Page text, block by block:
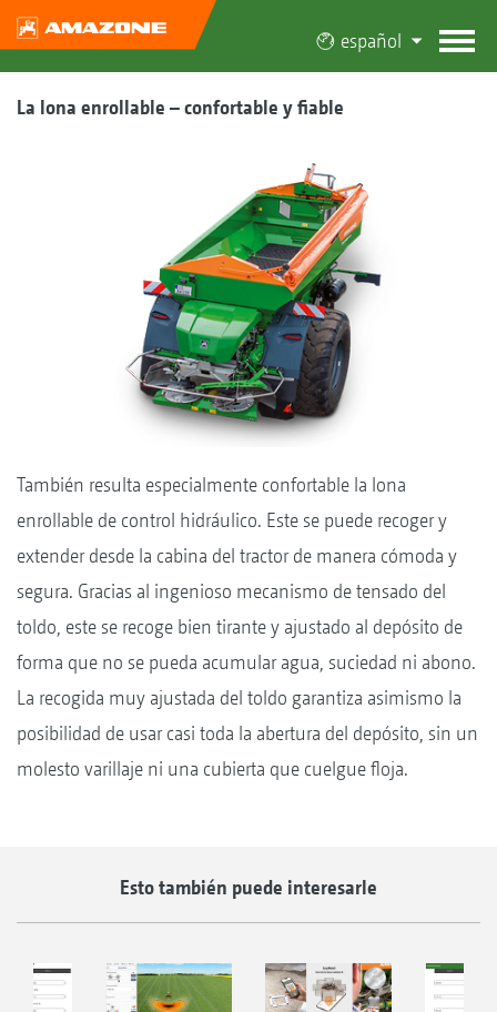
español
La lona enrollable – confortable y fiable
También resulta especialmente confortable la lona
enrollable de control hidráulico. Este se puede recoger y
extender desde la cabina del tractor de manera cómoda y
segura. Gracias al ingenioso mecanismo de tensado del
toldo, este se recoge bien tirante y ajustado al depósito de
forma que no se pueda acumular agua, suciedad ni abono.
La recogida muy ajustada del toldo garantiza asimismo la
posibilidad de usar casi toda la abertura del depósito, sin un
molesto varillaje ni una cubierta que cuelgue floja.
Esto también puede interesarle